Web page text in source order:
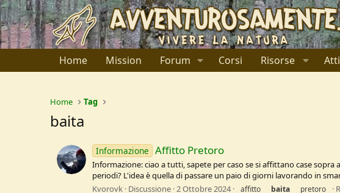
Home Mission Forum Corsi Risorse
Home Tag
baita
Informazione Affitto Pretoro
Informazione: ciao a tutti, sapete per caso se si affittano case
periodi? L'idea è quella di passare un paio di giorni lavorando in
Kvorovk Discussione 2 Ottobre 2024 affitto baita pretoro